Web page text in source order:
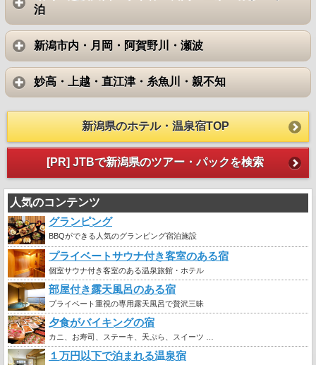
泊
新潟市内・月岡・阿賀野川・瀬波
妙高・上越・直江津・糸魚川・親不知
新潟県のホテル・温泉宿TOP
[PR] JTBで新潟県のツアー・パックを検索
人気のコンテンツ
グランピング
BBQができる人気のグランピング宿泊施設
プライベートサウナ付き客室のある宿
個室サウナ付き客室のある温泉旅館・ホテル
部屋付き露天風呂のある宿
プライベート重視の専用露天風呂で贅沢三昧
夕食がバイキングの宿
カニ、お寿司、ステーキ、天ぷら、スイーツ …
１万円以下で泊まれる温泉宿